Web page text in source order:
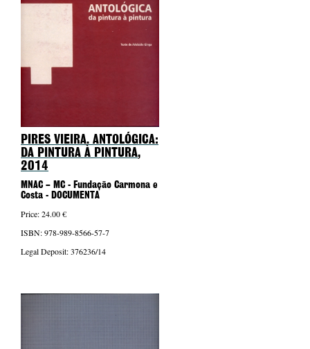
PIRES VIEIRA. ANTOLÓGICA:
DA PINTURA À PINTURA,
2014
MNAC – MC - Fundação Carmona e
Costa - DOCUMENTA
Price: 24.00 €
ISBN: 978-989-8566-57-7
Legal Deposit: 376236/14